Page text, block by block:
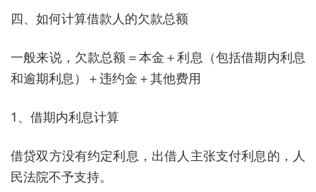
四、如何计算借款人的欠款总额
一般来说，欠款总额＝本金＋利息（包括借期内利息
和逾期利息）＋违约金＋其他费用
1、借期内利息计算
借贷双方没有约定利息，出借人主张支付利息的，人
民法院不予支持。